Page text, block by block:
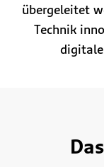
übergeleitet
Technik